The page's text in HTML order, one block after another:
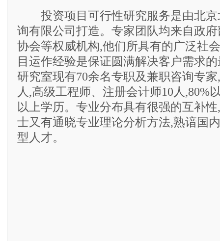
投资项目可行性研究服务是由北京
询有限公司打造。专家团队均来自政
协会等权威机构,他们所具有的广泛社
目运作经验是保证圆满解决客户需求
研究室现有70余名专职及兼职咨询专
人,高级工程师、注册会计师10人,80%
以上学历。专业分布具有很强的互补
士又有通晓专业理论分析方法,熟谙国
型人才。